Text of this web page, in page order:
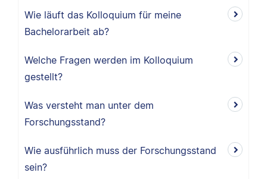
Wie läuft das Kolloquium für meine
Bachelorarbeit ab?
Welche Fragen werden im Kolloquium
gestellt?
Was versteht man unter dem
Forschungsstand?
Wie ausführlich muss der Forschungsstand
sein?